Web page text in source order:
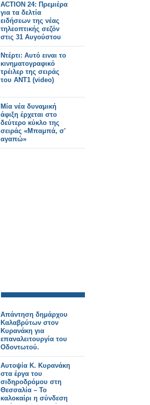
ACTION 24: Πρεμιέρα
για τα δελτία
ειδήσεων της νέας
τηλεοπτικής σεζόν
στις 31 Αυγούστου
Ντέρτι: Αυτό ειναι το
κινηματογραφικό
τρέιλερ της σειράς
του ΑΝΤ1 (video)
Μία νέα δυναμική
άφιξη έρχεται στο
δεύτερο κύκλο της
σειράς «Μπαμπά, σ'
αγαπώ»
Απάντηση δημάρχου
Καλαβρύτων στον
Κυρανάκη για
επαναλειτουργία του
Οδοντωτού.
Αυτοψία Κ. Κυρανάκη
στα έργα του
σιδηροδρόμου στη
Θεσσαλία – Το
καλοκαίρι η σύνδεση